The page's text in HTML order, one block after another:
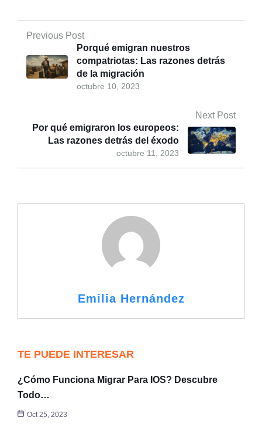
Previous Post
octubre 10, 2023
Porqué emigran nuestros
compatriotas: Las razones detrás
de la migración
Next Post
octubre 11, 2023
Por qué emigraron los europeos:
Las razones detrás del éxodo
Emilia Hernández
TE PUEDE INTERESAR
¿Cómo Funciona Migrar Para IOS? Descubre
Todo…
Oct 25, 2023